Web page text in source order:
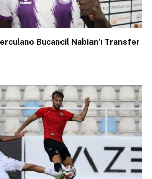
Bucancil Nabian’ı Transfer